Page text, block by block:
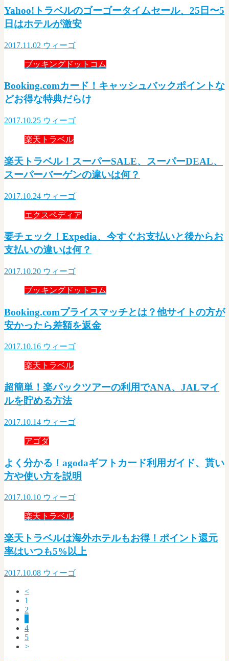
Yahoo!トラベルのゴーゴータイムセール、25日〜5
日はホテルが激安
2017.11.02 ウィーゴ
ブッキングドットコム
Booking.comカード！キャッシュバックポイントな
どお得な特典だらけ
2017.10.25 ウィーゴ
楽天トラベル
楽天トラベル！スーパーSALE、スーパーDEAL、
スーパーバーゲンの違いは何？
2017.10.24 ウィーゴ
エクスペディア
要チェック！Expedia、今すぐお支払いと後からお
支払いの違いは何？
2017.10.20 ウィーゴ
ブッキングドットコム
Booking.comプライスマッチとは？他サイトの方が
安かったら差額を返金
2017.10.16 ウィーゴ
楽天トラベル
超簡単！楽パックツアーの利用でANA、JALマイ
ルを貯める方法
2017.10.14 ウィーゴ
アゴダ
よく分かる！agodaギフトカード利用ガイド、貰い
方や使い方を説明
2017.10.10 ウィーゴ
楽天トラベル
楽天トラベルは海外ホテルもお得！ポイント還元
率はいつも5%以上
2017.10.08 ウィーゴ
<
1
2
4
5
>